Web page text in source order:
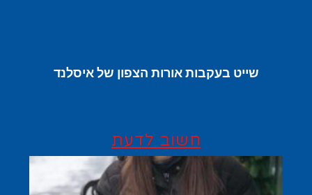
שייט בעקבות אורות הצפון של איסלנד
חשוב לדעת